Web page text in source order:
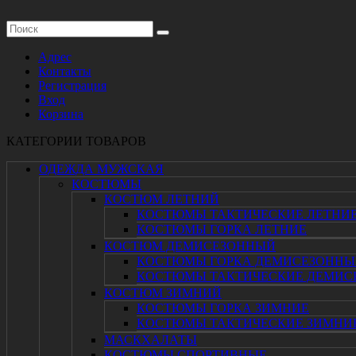
Адрес
Контакты
Регистрация
Вход
Корзина
КАТЕГОРИИ ТОВАРОВ
ОДЕЖДА МУЖСКАЯ
КОСТЮМЫ
КОСТЮМ ЛЕТНИЙ
КОСТЮМЫ ТАКТИЧЕСКИЕ
КОСТЮМЫ ГОРКА ЛЕТНИЕ
КОСТЮМ ДЕМИСЕЗОННЫЙ
КОСТЮМЫ ГОРКА
КОСТЮМЫ ТАКТИЧЕСКИЕ
КОСТЮМ ЗИМНИЙ
КОСТЮМЫ ГОРКА ЗИМНИЕ
КОСТЮМЫ ТАКТИЧЕСКИЕ
МАСКХАЛАТЫ